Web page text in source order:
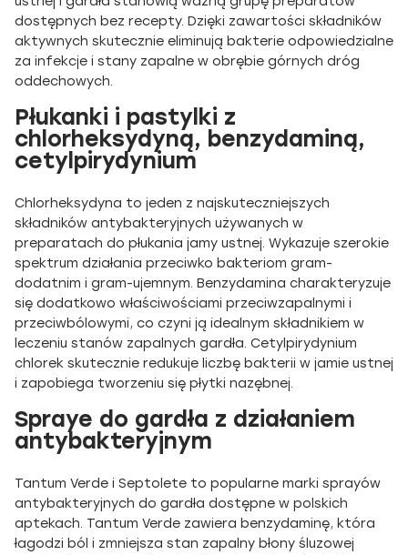
dostępnych bez recepty. Dzięki zawartości składników
aktywnych skutecznie eliminują bakterie odpowiedzialne
za infekcje i stany zapalne w obrębie górnych dróg
oddechowych.
Płukanki i pastylki z
chlorheksydyną, benzydaminą,
cetylpirydynium
Chlorheksydyna to jeden z najskuteczniejszych
składników antybakteryjnych używanych w
preparatach do płukania jamy ustnej. Wykazuje szerokie
spektrum działania przeciwko bakteriom gram-
dodatnim i gram-ujemnym. Benzydamina charakteryzuje
się dodatkowo właściwościami przeciwzapalnymi i
przeciwbólowymi, co czyni ją idealnym składnikiem w
leczeniu stanów zapalnych gardła. Cetylpirydynium
chlorek skutecznie redukuje liczbę bakterii w jamie ustnej
i zapobiega tworzeniu się płytki nazębnej.
Spraye do gardła z działaniem
antybakteryjnym
Tantum Verde i Septolete to popularne marki sprayów
antybakteryjnych do gardła dostępne w polskich
aptekach. Tantum Verde zawiera benzydaminę, która
łagodzi ból i zmniejsza stan zapalny błony śluzowej